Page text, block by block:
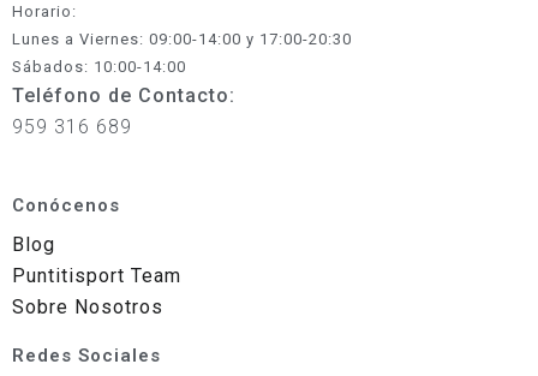
Horario:
Lunes a Viernes: 09:00-14:00 y 17:00-20:30
Sábados: 10:00-14:00
Teléfono de Contacto:
959 316 689
Conócenos
Blog
Puntitisport Team
Sobre Nosotros
Redes Sociales